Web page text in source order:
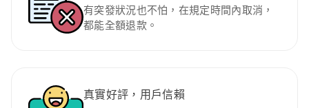
有突發狀況也不怕，在規定時間內取消，
都能全額退款。
真實好評，用戶信賴